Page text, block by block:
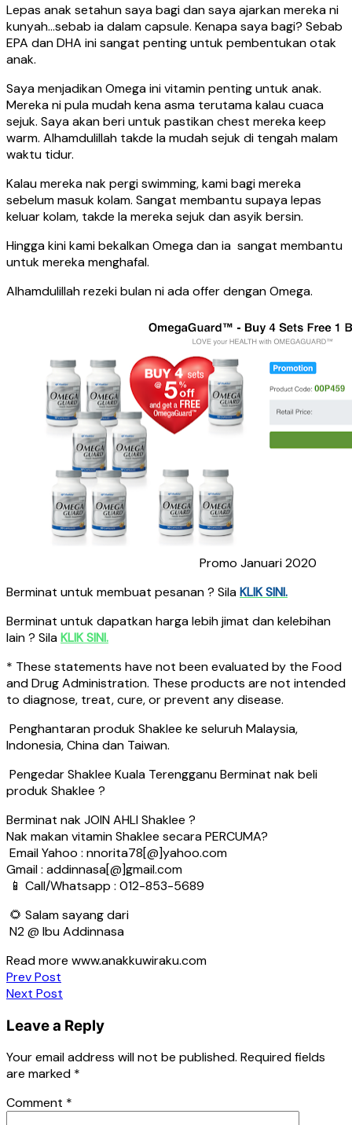
Lepas anak setahun saya bagi dan saya ajarkan mereka ni
kunyah…sebab ia dalam capsule. Kenapa saya bagi? Sebab
EPA dan DHA ini sangat penting untuk pembentukan otak
anak.
Saya menjadikan Omega ini vitamin penting untuk anak.
Mereka ni pula mudah kena asma terutama kalau cuaca
sejuk. Saya akan beri untuk pastikan chest mereka keep
warm. Alhamdulillah takde la mudah sejuk di tengah malam
waktu tidur.
Kalau mereka nak pergi swimming, kami bagi mereka
sebelum masuk kolam. Sangat membantu supaya lepas
keluar kolam, takde la mereka sejuk dan asyik bersin.
Hingga kini kami bekalkan Omega dan ia sangat membantu
untuk mereka menghafal.
Alhamdulillah rezeki bulan ni ada offer dengan Omega.
Promo Januari 2020
Berminat untuk membuat pesanan ? SilaKLIK SINI.
Berminat untuk dapatkan harga lebih jimat dan kelebihan
lain ? SilaKLIK SINI.
* These statements have not been evaluated by the Food
and Drug Administration. These products are not intended
to diagnose, treat, cure, or prevent any disease.
Penghantaran produk Shaklee ke seluruh Malaysia,
Indonesia, China dan Taiwan.
Pengedar Shaklee Kuala Terengganu Berminat nak beli
produk Shaklee ?
Berminat nak JOIN AHLI Shaklee ?
Nak makan vitamin Shaklee secara PERCUMA?
Email Yahoo : nnorita78[@]yahoo.com
Gmail : addinnasa[@]gmail.com
📱 Call/Whatsapp : 012-853-5689
🌻 Salam sayang dari
N2 @ Ibu Addinnasa
Read more www.anakkuwiraku.com
Post
navigation
Prev Post
Next Post
Leave a Reply
Your email address will not be published. Required fields
are marked *
Comment *